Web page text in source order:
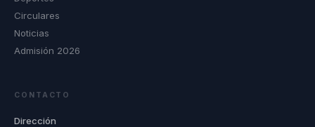
Circulares
Noticias
Admisión 2026
CONTACTO
Dirección